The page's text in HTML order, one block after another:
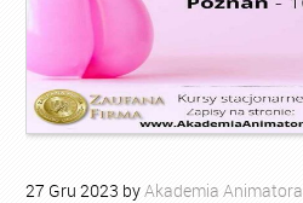
27 Gru 2023 byAkademia Animatora